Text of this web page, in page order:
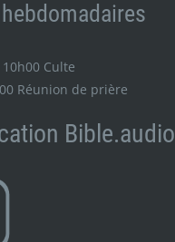
10h00 Culte
Réunion de prière
Bible.audio